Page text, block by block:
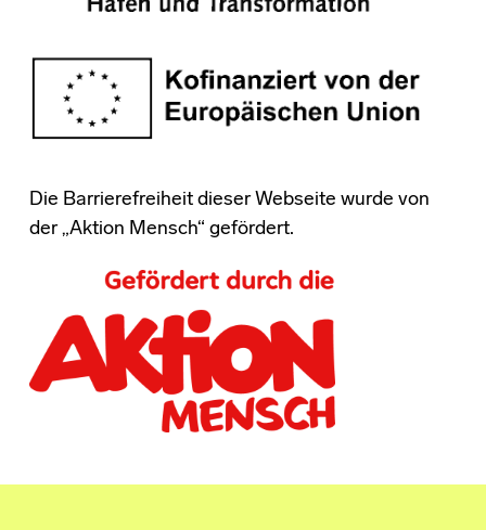
Die Barrierefreiheit dieser Webseite wurde von
der „Aktion Mensch“ gefördert.